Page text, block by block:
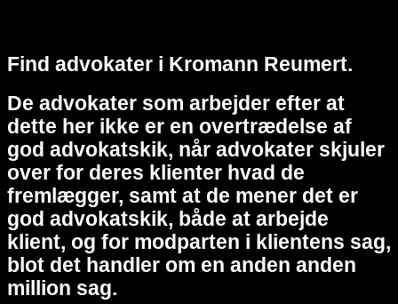
Find advokater i Kromann Reumert.
De advokater som arbejder efter at
dette her ikke er en overtrædelse af
god advokatskik, når advokater skjuler
over for deres klienter hvad de
fremlægger, samt at de mener det er
god advokatskik, både at arbejde
klient, og for modparten i klientens sag,
blot det handler om en anden anden
million sag.